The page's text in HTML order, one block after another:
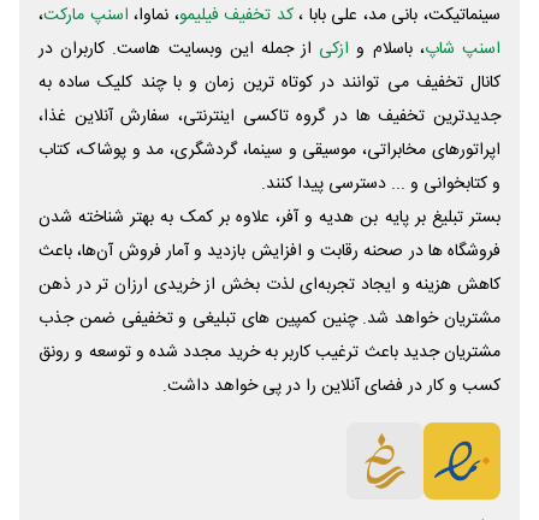
سینماتیکت، بانی مد، علی‌ بابا ،کد تخفیف فیلیمو، نماوا، اسنپ مارکت،
اسنپ شاپ، باسلام و ازکی از جمله این وبسایت ‌هاست. کاربران در
کانال تخفیف می توانند در کوتاه ترین زمان و با چند کلیک ساده به
جدیدترین تخفیف ها در گروه تاکسی اینترنتی، سفارش آنلاین غذا،
اپراتورهای مخابراتی، موسیقی و سینما، گردشگری، مد و پوشاک، کتاب
و کتابخوانی و ... دسترسی پیدا کنند.
بستر تبلیغ بر پایه بن هدیه و آفر، علاوه بر کمک به بهتر شناخته شدن
فروشگاه ها در صحنه رقابت و افزایش بازدید و آمار فروش آن‌ها، باعث
کاهش هزینه و ایجاد تجربه‌ای لذت بخش از خریدی ارزان تر در ذهن
مشتریان خواهد شد. چنین کمپین های تبلیغی و تخفیفی ضمن جذب
مشتریان جدید باعث ترغیب کاربر به خرید مجدد شده و توسعه و رونق
کسب و کار در فضای آنلاین را در پی خواهد داشت.